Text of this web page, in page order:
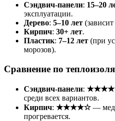
Сэндвич-панели: 15–20
эксплуатации.
Дерево: 5–10 лет
Кирпич: 30+ лет.
Пластик: 7–12 лет (при
морозов).
Сравнение по
Сэндвич-панели:
среди всех вариантов.
Кирпич: ★★★★☆—
прогревается.